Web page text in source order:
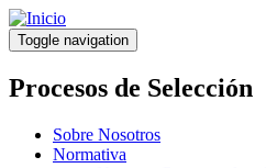
Pasar
al
contenido
principal
Toggle navigation
Procesos de Selección
Sobre Nosotros
Normativa